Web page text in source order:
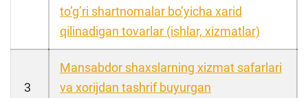
toʼgʼri shartnomalar boʼyicha xarid
qilinadigan tovarlar (ishlar, xizmatlar)
3
Mansabdor shaxslarning xizmat safarlari
va xorijdan tashrif buyurgan